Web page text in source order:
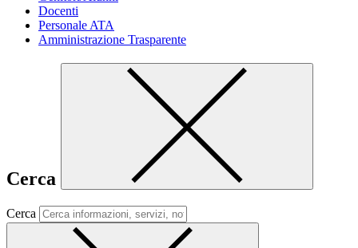
Docenti
Personale ATA
Amministrazione Trasparente
Cerca
Cerca